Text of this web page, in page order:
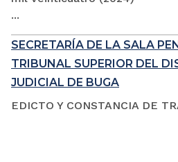
...
SECRETARÍA DE LA SALA
TRIBUNAL SUPERIOR DEL
JUDICIAL DE BUGA
EDICTO Y CONSTANCIA DE